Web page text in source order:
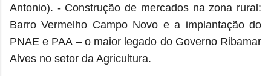
Antonio). - Construção de mercados na zona rural:
Barro Vermelho Campo Novo e a implantação do
PNAE e PAA – o maior legado do Governo Ribamar
Alves no setor da Agricultura.